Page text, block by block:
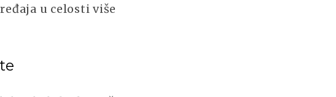
u celosti više